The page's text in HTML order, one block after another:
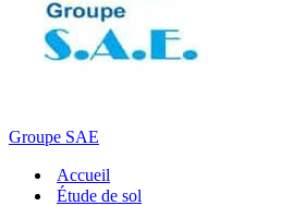
Groupe SAE
Accueil
Étude de sol